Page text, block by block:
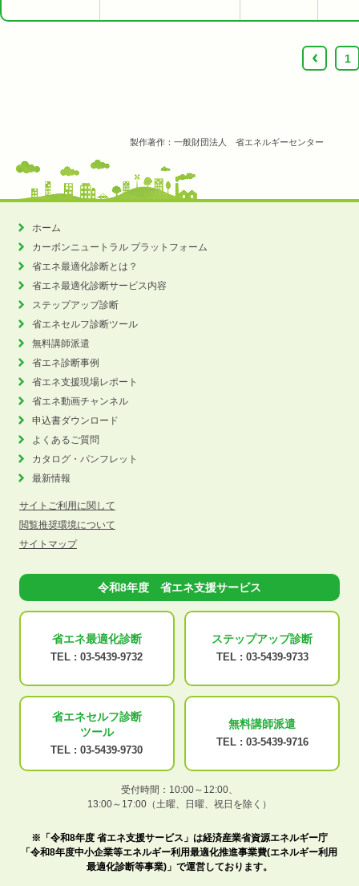
‹ 1
製作著作：一般財団法人 省エネルギーセンター
ホーム
カーボンニュートラル プラットフォーム
省エネ最適化診断とは？
省エネ最適化診断サービス内容
ステップアップ診断
省エネセルフ診断ツール
無料講師派遣
省エネ診断事例
省エネ支援現場レポート
省エネ動画チャンネル
申込書ダウンロード
よくあるご質問
カタログ・パンフレット
最新情報
サイトご利用に関して
閲覧推奨環境について
サイトマップ
令和8年度 省エネ支援サービス
省エネ最適化診断
TEL : 03-5439-9732
ステップアップ診断
TEL : 03-5439-9733
省エネセルフ診断
ツール
TEL : 03-5439-9730
無料講師派遣
TEL : 03-5439-9716
受付時間：10:00～12:00、
13:00～17:00（土曜、日曜、祝日を除く）
※「令和8年度 省エネ支援サービス」は経済産業省資源エネルギー庁
「令和8年度中小企業等エネルギー利用最適化推進事業費(エネルギー利用
最適化診断等事業)」で運営しております。